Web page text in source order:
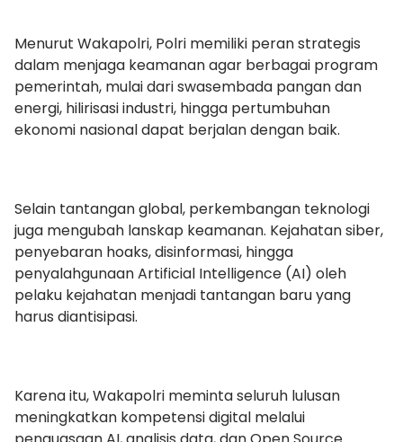
Menurut Wakapolri, Polri memiliki peran strategis
dalam menjaga keamanan agar berbagai program
pemerintah, mulai dari swasembada pangan dan
energi, hilirisasi industri, hingga pertumbuhan
ekonomi nasional dapat berjalan dengan baik.
Selain tantangan global, perkembangan teknologi
juga mengubah lanskap keamanan. Kejahatan siber,
penyebaran hoaks, disinformasi, hingga
penyalahgunaan Artificial Intelligence (AI) oleh
pelaku kejahatan menjadi tantangan baru yang
harus diantisipasi.
Karena itu, Wakapolri meminta seluruh lulusan
meningkatkan kompetensi digital melalui